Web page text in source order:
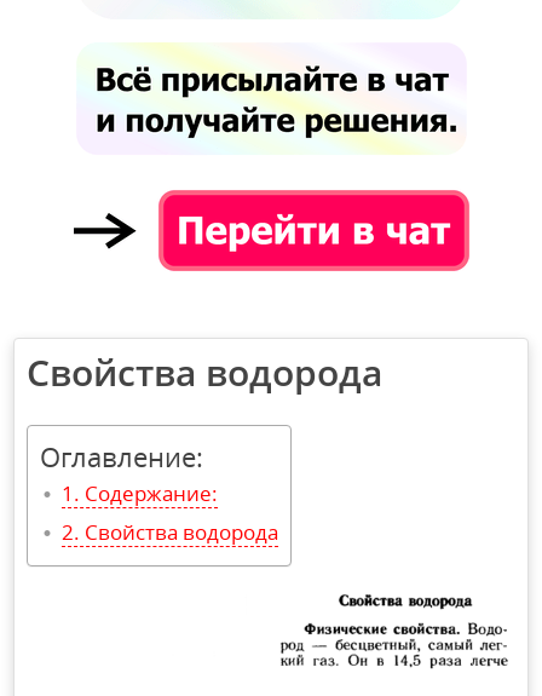
Свойства водорода
Оглавление:
Содержание:
Свойства водорода